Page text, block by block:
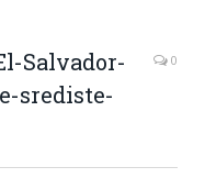
Salvador-
srediste-
0